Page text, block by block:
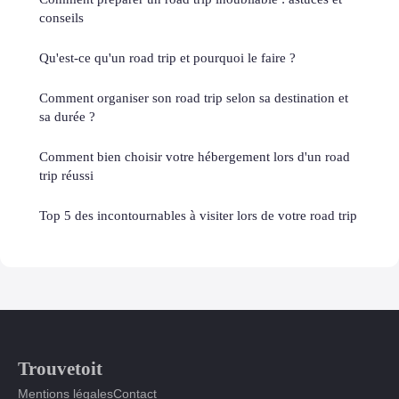
conseils
Qu'est-ce qu'un road trip et pourquoi le faire ?
Comment organiser son road trip selon sa destination et
sa durée ?
Comment bien choisir votre hébergement lors d'un road
trip réussi
Top 5 des incontournables à visiter lors de votre road trip
Trouvetoit
Mentions légalesContact